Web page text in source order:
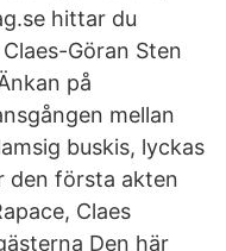
hittar du
Göran Sten
på
mellan
buskis, lyckas
den första akten
Claes
Den här